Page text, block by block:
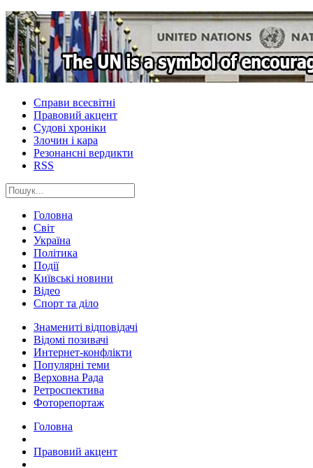
Справи всесвітні
Правовий акцент
Судові хроніки
Злочин і кара
Резонансні вердикти
RSS
Головна
Світ
Україна
Політика
Події
Київські новини
Відео
Спорт та діло
Знамениті відповідачі
Відомі позивачі
Интернет-конфлікти
Популярні теми
Верховна Рада
Ретроспектива
Фоторепортаж
Головна
Правовий акцент